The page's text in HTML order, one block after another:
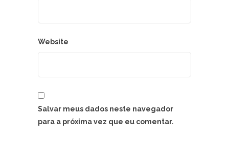
Website
Salvar meus dados neste navegador
para a próxima vez que eu comentar.